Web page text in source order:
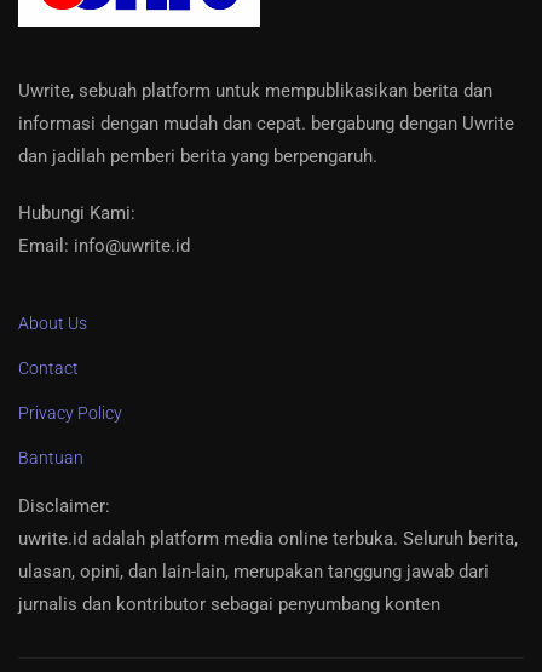
Uwrite, sebuah platform untuk mempublikasikan berita dan
informasi dengan mudah dan cepat. bergabung dengan Uwrite
dan jadilah pemberi berita yang berpengaruh.
Hubungi Kami:
Email: info@uwrite.id
About Us
Contact
Privacy Policy
Bantuan
Disclaimer:
uwrite.id adalah platform media online terbuka. Seluruh berita,
ulasan, opini, dan lain-lain, merupakan tanggung jawab dari
jurnalis dan kontributor sebagai penyumbang konten